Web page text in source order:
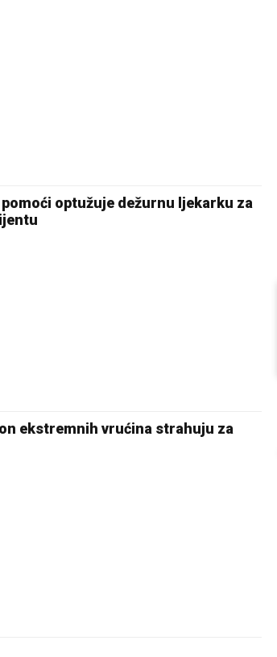
optužuje dežurnu ljekarku za
ekstremnih vrućina strahuju za